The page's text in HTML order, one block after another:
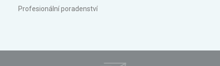
Profesionální poradenství